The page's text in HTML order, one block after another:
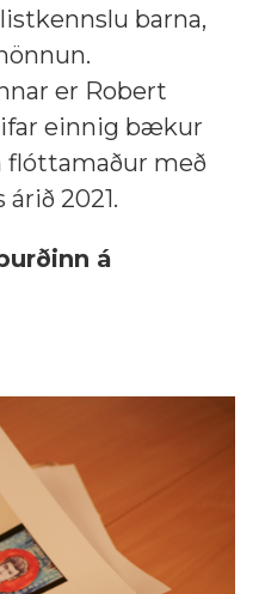
barna,
er Robert
einnig bækur
flóttamaður með
2021.
á